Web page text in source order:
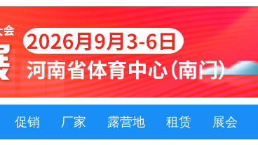
促销 厂家 露营地 租赁 展会